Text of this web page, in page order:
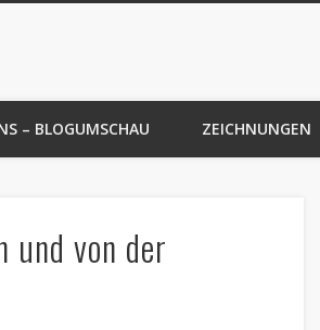
– BLOGUMSCHAU ZEICHNUNGEN
und von der